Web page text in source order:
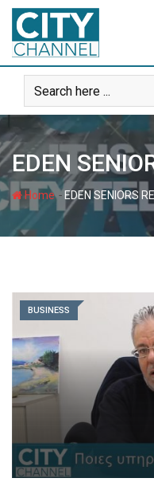
Skip
content
EDEN
Home- EDEN SENIORS
BUSINESS